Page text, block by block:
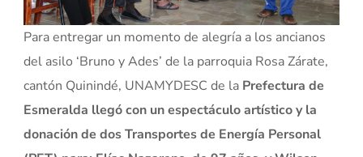
Para entregar un momento de alegría a los ancianos
del asilo ‘Bruno y Ades’ de la parroquia Rosa Zárate,
cantón Quinindé, UNAMYDESC de la Prefectura de
Esmeralda llegó con un espectáculo artístico y la
donación de dos Transportes de Energía Personal